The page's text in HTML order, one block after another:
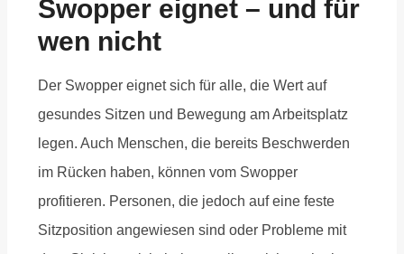
Swopper eignet – und für
wen nicht
Der Swopper eignet sich für alle, die Wert auf
gesundes Sitzen und Bewegung am Arbeitsplatz
legen. Auch Menschen, die bereits Beschwerden
im Rücken haben, können vom Swopper
profitieren. Personen, die jedoch auf eine feste
Sitzposition angewiesen sind oder Probleme mit